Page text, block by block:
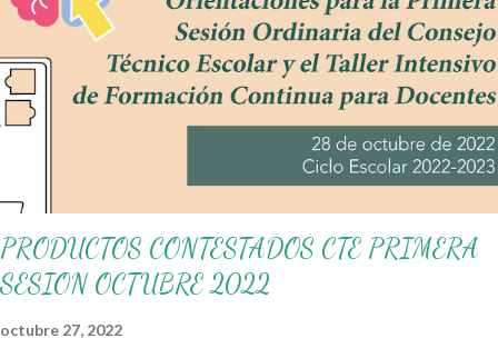
mientras trabajan, no obstante no debemos olvidar que estos
solo son unos materiales de apoyo a su trabajo docente y los
que deciden que materiales son los adecuados para satisfacer o
atender las necesidades de sus alumnos son los docentes de
cada grupo. Gracias infinitas a todos ustedes por apoyar este
PRODUCTOS CONTESTADOS CTE PRIMERA
SESION OCTUBRE 2022
octubre 27, 2022